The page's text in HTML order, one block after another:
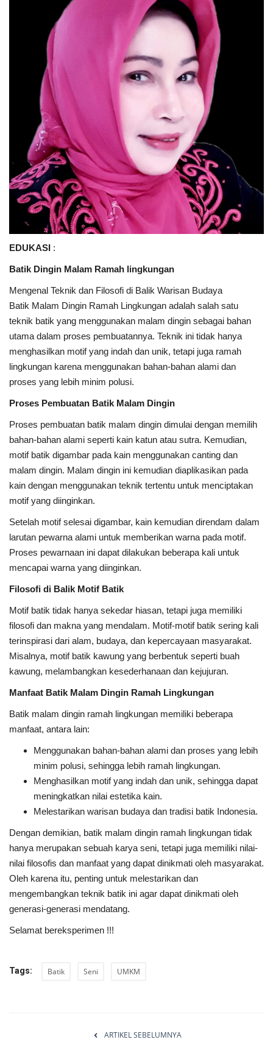
EDUKASI :
Batik Dingin Malam Ramah lingkungan
Mengenal Teknik dan Filosofi di Balik Warisan Budaya
Batik Malam Dingin Ramah Lingkungan adalah salah satu
teknik batik yang menggunakan malam dingin sebagai bahan
utama dalam proses pembuatannya. Teknik ini tidak hanya
menghasilkan motif yang indah dan unik, tetapi juga ramah
lingkungan karena menggunakan bahan-bahan alami dan
proses yang lebih minim polusi.
Proses Pembuatan Batik Malam Dingin
Proses pembuatan batik malam dingin dimulai dengan memilih
bahan-bahan alami seperti kain katun atau sutra. Kemudian,
motif batik digambar pada kain menggunakan canting dan
malam dingin. Malam dingin ini kemudian diaplikasikan pada
kain dengan menggunakan teknik tertentu untuk menciptakan
motif yang diinginkan.
Setelah motif selesai digambar, kain kemudian direndam dalam
larutan pewarna alami untuk memberikan warna pada motif.
Proses pewarnaan ini dapat dilakukan beberapa kali untuk
mencapai warna yang diinginkan.
Filosofi di Balik Motif Batik
Motif batik tidak hanya sekedar hiasan, tetapi juga memiliki
filosofi dan makna yang mendalam. Motif-motif batik sering kali
terinspirasi dari alam, budaya, dan kepercayaan masyarakat.
Misalnya, motif batik kawung yang berbentuk seperti buah
kawung, melambangkan kesederhanaan dan kejujuran.
Manfaat Batik Malam Dingin Ramah Lingkungan
Batik malam dingin ramah lingkungan memiliki beberapa
manfaat, antara lain:
Menggunakan bahan-bahan alami dan proses yang lebih
minim polusi, sehingga lebih ramah lingkungan.
Menghasilkan motif yang indah dan unik, sehingga dapat
meningkatkan nilai estetika kain.
Melestarikan warisan budaya dan tradisi batik Indonesia.
Dengan demikian, batik malam dingin ramah lingkungan tidak
hanya merupakan sebuah karya seni, tetapi juga memiliki nilai-
nilai filosofis dan manfaat yang dapat dinikmati oleh masyarakat.
Oleh karena itu, penting untuk melestarikan dan
mengembangkan teknik batik ini agar dapat dinikmati oleh
generasi-generasi mendatang.
Selamat bereksperimen !!!
Tags: Batik Seni UMKM
ARTIKEL SEBELUMNYA